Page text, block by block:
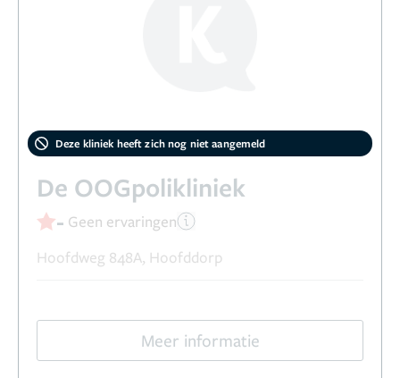
Deze kliniek heeft zich nog niet aangemeld
De OOGpolikliniek
- Geen ervaringen
Hoofdweg 848A, Hoofddorp
Meer informatie